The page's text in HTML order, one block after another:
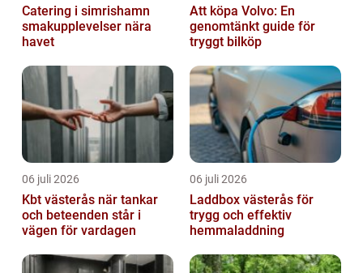
Catering i simrishamn
smakupplevelser nära
havet
Att köpa Volvo: En
genomtänkt guide för
tryggt bilköp
06 juli 2026
Kbt västerås när tankar
och beteenden står i
vägen för vardagen
06 juli 2026
Laddbox västerås för
trygg och effektiv
hemmaladdning